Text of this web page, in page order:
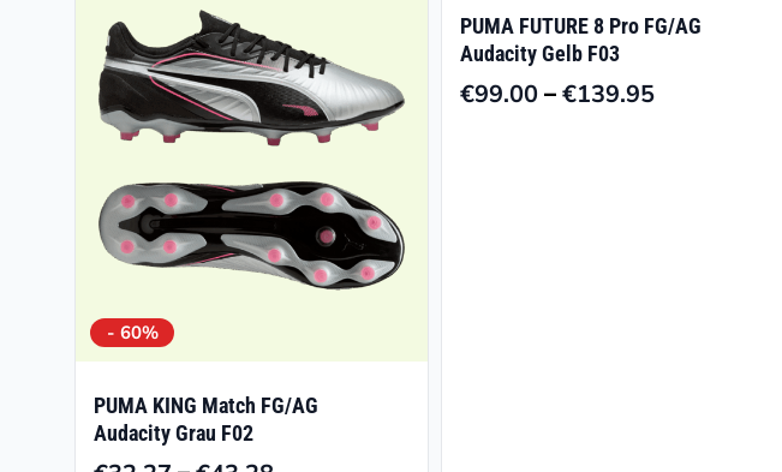
- 60%
PUMA KING Match FG/AG
Audacity Grau F02
PUMA FUTURE 8 Pro FG/AG
Audacity Gelb F03
€99.00–€139.95Preisspanne: